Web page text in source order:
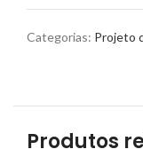
Categorias: Projeto
Produtos